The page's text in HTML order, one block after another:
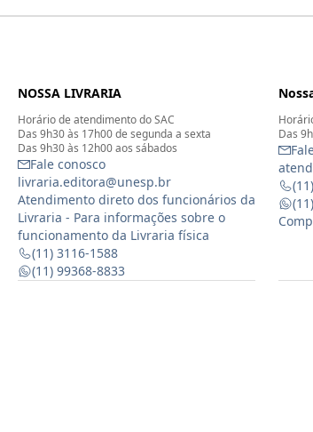
NOSSA LIVRARIA
Horário de atendimento do SAC
Das 9h30 às 17h00 de segunda a sexta
Das 9h30 às 12h00 aos sábados
Fale conosco
livraria.editora@unesp.br
Atendimento direto dos funcionários da
Livraria - Para informações sobre o
funcionamento da Livraria física
(11) 3116-1588
(11) 99368-8833
Das